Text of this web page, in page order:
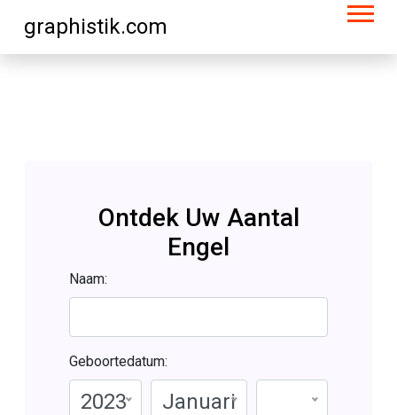
graphistik.com
Ontdek Uw Aantal
Engel
Naam:
Geboortedatum:
2023 Januari